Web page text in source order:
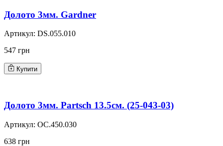
Долото 3мм. Gardner
Артикул: DS.055.010
547 грн
Купити
Долото 3мм. Partsch 13.5см. (25-043-03)
Артикул: OC.450.030
638 грн